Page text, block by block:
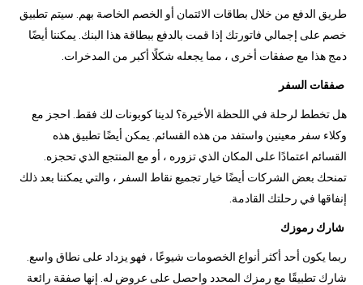
طريق الدفع من خلال بطاقات الائتمان أو الخصم الخاصة بهم. سيتم تطبيق
خصم على إجمالي فاتورتك إذا قمت بالدفع ببطاقة هذا البنك. يمكننا أيضًا
دمج هذا مع صفقات أخرى ، مما يجعله شكلًا أكبر من المدخرات.
صفقات السفر
هل تخطط لرحلة في اللحظة الأخيرة؟ لدينا كوبونات لك فقط. احجز مع
وكلاء سفر معينين واستفد من هذه القسائم. يمكن أيضًا تطبيق هذه
القسائم اعتمادًا على المكان الذي تزوره ، أو مع المنتجع الذي تحجزه.
تمنحك بعض الشركات أيضًا خيار تجميع نقاط السفر ، والتي يمكننا بعد ذلك
إنفاقها في رحلتك القادمة.
شارك رموزك
ربما يكون أحد أكثر أنواع الخصومات شيوعًا ، فهو يزداد على نطاق واسع.
شارك تطبيقًا مع رمزك المحدد واحصل على عروض له. إنها صفقة رائعة